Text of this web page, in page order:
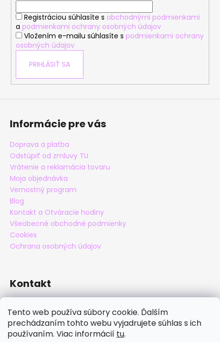
Tento web používa súbory cookie. Ďalším
prechádzaním tohto webu vyjadrujete súhlas s ich
používaním. Viac informácií tu.
Registráciou súhlasíte s obchodnými podmienkami
a podmienkami ochrany osobných údajov
Vložením e-mailu súhlasíte s podmienkami ochrany
osobných údajov
PRIHLÁSIŤ SA
Informácie pre vás
Doprava a platba
Odstúpiť od zmluvy TU
Vrátenie a reklamácia tovaru
Moja objednávka
Vernostný program
Blog
Kontakt a Otváracie hodiny
Všeobecné obchodné podmienky
Cookies
Ochrana osobných údajov
Kontakt
+421 905 838 706
maxatko
maxatko_barefoot